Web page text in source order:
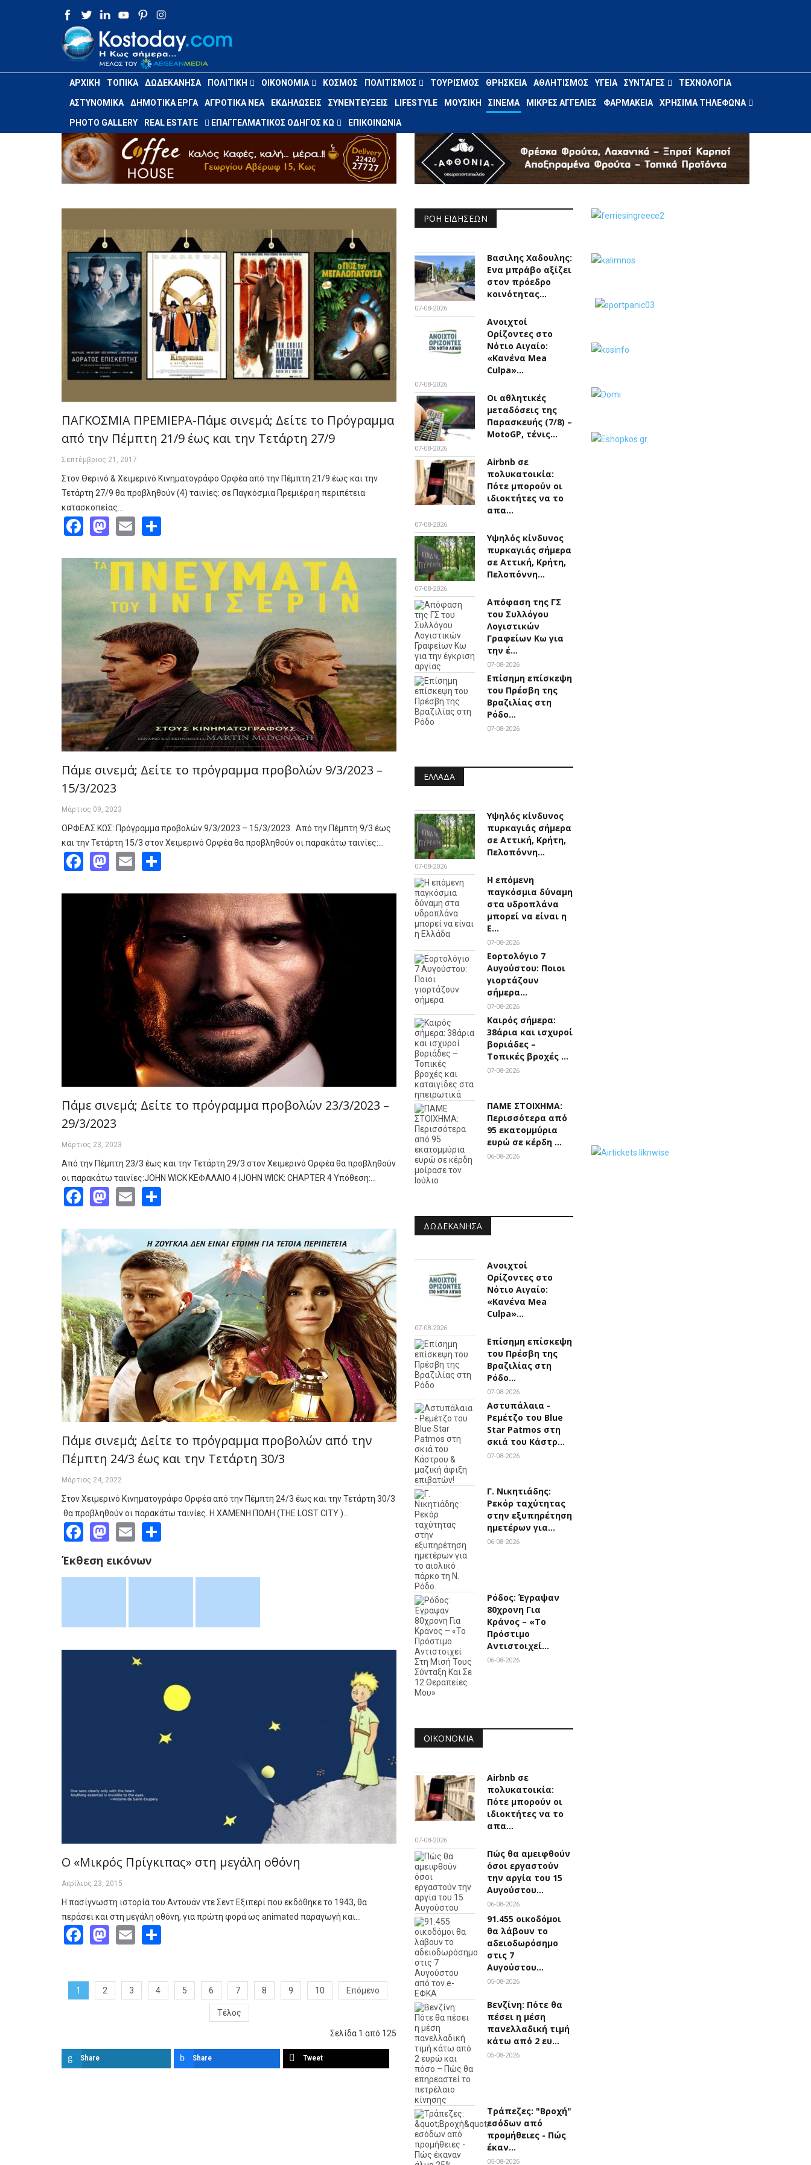
ΑΡΧΙΚΉ ΤΟΠΙΚΆ ΔΩΔΕΚΆΝΗΣΑ ΠΟΛΙΤΙΚΉ ΟΙΚΟΝΟΜΊΑ ΚΌΣΜΟΣ ΠΟΛΙΤΙΣΜΌΣ ΤΟΥΡΙΣΜΌΣ ΘΡΗΣΚΕΊΑ ΑΘΛΗΤΙΣΜΌΣ ΥΓΕΊΑ ΣΥΝΤΑΓΈΣ ΤΕΧΝΟΛΟΓΊΑ
ΑΣΤΥΝΟΜΙΚΆ ΔΗΜΟΤΙΚΆ ΈΡΓΑ ΑΓΡΟΤΙΚΆ ΝΈΑ ΕΚΔΗΛΏΣΕΙΣ ΣΥΝΕΝΤΕΎΞΕΙΣ LIFESTYLE ΜΟΥΣΙΚΉ ΣΙΝΕΜΆ ΜΙΚΡΈΣ ΑΓΓΕΛΊΕΣ ΦΑΡΜΑΚΕΊΑ ΧΡΉΣΙΜΑ ΤΗΛΈΦΩΝΑ
PHOTO GALLERY REAL ESTATE ΕΠΑΓΓΕΛΜΑΤΙΚΌΣ ΟΔΗΓΌΣ ΚΩ ΕΠΙΚΟΙΝΩΝΊΑ
ΠΑΓΚΟΣΜΙΑ ΠΡΕΜΙΕΡΑ-Πάμε σινεμά; Δείτε το Πρόγραμμα
από την Πέμπτη 21/9 έως και την Τετάρτη 27/9
Σεπτέμβριος 21, 2017
Στον Θερινό & Χειμερινό Κινηματογράφο Ορφέα από την Πέμπτη 21/9 έως και την
Τετάρτη 27/9 θα προβληθούν (4) ταινίες: σε Παγκόσμια Πρεμιέρα η περιπέτεια
κατασκοπείας…
Facebook
Mastodon
Email
Πάμε σινεμά; Δείτε το πρόγραμμα προβολών 9/3/2023 –
15/3/2023
Μάρτιος 09, 2023
ΟΡΦΕΑΣ ΚΩΣ: Πρόγραμμα προβολών 9/3/2023 – 15/3/2023 Από την Πέμπτη 9/3 έως
και την Τετάρτη 15/3 στον Χειμερινό Ορφέα θα προβληθούν οι παρακάτω ταινίες:…
Facebook
Mastodon
Email
Πάμε σινεμά; Δείτε το πρόγραμμα προβολών 23/3/2023 –
29/3/2023
Μάρτιος 23, 2023
Από την Πέμπτη 23/3 έως και την Τετάρτη 29/3 στον Χειμερινό Ορφέα θα προβληθούν
οι παρακάτω ταινίες:JOHN WICK ΚΕΦΑΛΑΙΟ 4 |JOHN WICK: CHAPTER 4 Υπόθεση:…
Facebook
Mastodon
Email
Πάμε σινεμά; Δείτε το πρόγραμμα προβολών από την
Πέμπτη 24/3 έως και την Τετάρτη 30/3
Μάρτιος 24, 2022
Στον Χειμερινό Κινηματογράφο Ορφέα από την Πέμπτη 24/3 έως και την Τετάρτη 30/3
θα προβληθούν οι παρακάτω ταινίες. Η ΧΑΜΕΝΗ ΠΟΛΗ (ΤΗΕ LOST CITY )…
Facebook
Mastodon
Email
Έκθεση εικόνων
Ο «Μικρός Πρίγκιπας» στη μεγάλη οθόνη
Απρίλιος 23, 2015
Η πασίγνωστη ιστορία του Αντουάν ντε Σεντ Εξιπερί που εκδόθηκε το 1943, θα
περάσει και στη μεγάλη οθόνη, για πρώτη φορά ως animated παραγωγή και…
Facebook
Mastodon
Email
1 2 3 4 5 6 7 8 9 10 Επόμενο
Τέλος
Σελίδα 1 από 125
Share Share Tweet
ΡΟΉ ΕΙΔΉΣΕΩΝ
Βασιλης Χαδουλης:
Ενα μπράβο αξίζει
στον πρόεδρο
κοινότητας…
07-08-2026
Ανοιχτοί
Ορίζοντες στο
Νότιο Αιγαίο:
«Κανένα Mea
Culpa»…
07-08-2026
Οι αθλητικές
μεταδόσεις της
Παρασκευής (7/8) –
MotoGP, τένις…
07-08-2026
Airbnb σε
πολυκατοικία:
Πότε μπορούν οι
ιδιοκτήτες να το
απα…
07-08-2026
Υψηλός κίνδυνος
πυρκαγιάς σήμερα
σε Αττική, Κρήτη,
Πελοπόννη…
07-08-2026
Απόφαση της ΓΣ
του Συλλόγου
Λογιστικών
Γραφείων Κω για
την έ…
07-08-2026
Επίσημη επίσκεψη
του Πρέσβη της
Βραζιλίας στη
Ρόδο…
07-08-2026
ΕΛΛΆΔΑ
Υψηλός κίνδυνος
πυρκαγιάς σήμερα
σε Αττική, Κρήτη,
Πελοπόννη…
07-08-2026
Η επόμενη
παγκόσμια δύναμη
στα υδροπλάνα
μπορεί να είναι η
Ε…
07-08-2026
Εορτολόγιο 7
Αυγούστου: Ποιοι
γιορτάζουν
σήμερα…
07-08-2026
Καιρός σήμερα:
38άρια και ισχυροί
βοριάδες –
Τοπικές βροχές …
07-08-2026
ΠΑΜΕ ΣΤΟΙΧΗΜΑ:
Περισσότερα από
95 εκατομμύρια
ευρώ σε κέρδη …
06-08-2026
ΔΩΔΕΚΆΝΗΣΑ
Ανοιχτοί
Ορίζοντες στο
Νότιο Αιγαίο:
«Κανένα Mea
Culpa»…
07-08-2026
Επίσημη επίσκεψη
του Πρέσβη της
Βραζιλίας στη
Ρόδο…
07-08-2026
Αστυπάλαια -
Ρεμέτζο του Blue
Star Patmos στη
σκιά του Κάστρ…
07-08-2026
Γ. Νικητιάδης:
Ρεκόρ ταχύτητας
στην εξυπηρέτηση
ημετέρων για…
06-08-2026
Ρόδος: Έγραψαν
80χρονη Για
Κράνος – «Το
Πρόστιμο
Αντιστοιχεί…
06-08-2026
ΟΙΚΟΝΟΜΊΑ
Airbnb σε
πολυκατοικία:
Πότε μπορούν οι
ιδιοκτήτες να το
απα…
07-08-2026
Πώς θα αμειφθούν
όσοι εργαστούν
την αργία του 15
Αυγούστου…
06-08-2026
91.455 οικοδόμοι
θα λάβουν το
αδειοδωρόσημο
στις 7
Αυγούστου…
05-08-2026
Βενζίνη: Πότε θα
πέσει η μέση
πανελλαδική τιμή
κάτω από 2 ευ…
05-08-2026
Τράπεζες: "Βροχή"
εσόδων από
προμήθειες - Πώς
έκαν…
05-08-2026